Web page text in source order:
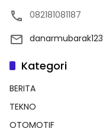
082181081187
Kategori
BERITA
TEKNO
OTOMOTIF